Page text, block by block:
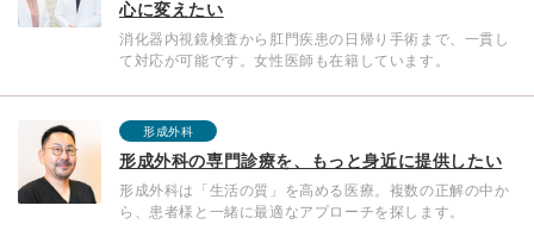
心に変えたい
消化器内視鏡検査から肛門疾患の日帰り手術まで、一貫し
て対応が可能です。女性医師も在籍しています。
形成外科
形成外科の専門診療を、もっと身近に提供したい
形成外科は「生活の質」を高める医療。複数の正解の中か
ら、患者様と一緒に最適なアプローチを探します。